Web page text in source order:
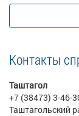
Контакты
Таштагол
+7 (38473) 3-46-
Таштагольский